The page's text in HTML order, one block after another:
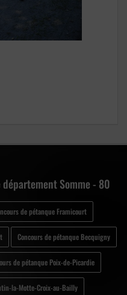
Somme - 80
de pétanque Framicourt
Concours de pétanque Becquigny
de pétanque Poix-de-Picardie
la-Motte-Croix-au-Bailly